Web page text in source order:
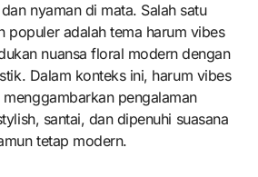
nyaman di mata. Salah satu
populer adalah tema harum vibes
nuansa floral modern dengan
Dalam konteks ini, harum vibes
menggambarkan pengalaman
santai, dan dipenuhi suasana
tetap modern.